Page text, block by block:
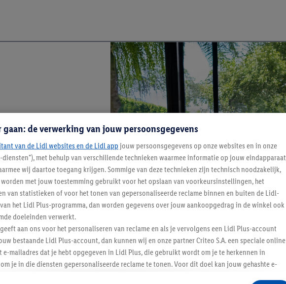
de verwerking van jouw persoonsgegevens
van de Lidl websites en de Lidl app jouw persoonsgegevens op onze websites en in onze
met behulp van verschillende technieken waarmee informatie op jouw eindapparaat
wij daartoe toegang krijgen. Sommige van deze technieken zijn technisch noodzakelijk,
met jouw toestemming gebruikt voor het opslaan van voorkeursinstellingen, het
van statistieken of voor het tonen van gepersonaliseerde reclame binnen en buiten de Lidl-
het Lidl Plus-programma, dan worden gegevens over jouw aankoopgedrag in de winkel ook
doeleinden verwerkt.
aan ons voor het personaliseren van reclame en als je vervolgens een Lidl Plus-account
bestaande Lidl Plus-account, dan kunnen wij en onze partner Criteo S.A. een speciale online
mailadres dat je hebt opgegeven in Lidl Plus, die gebruikt wordt om je te herkennen in
je in die diensten gepersonaliseerde reclame te tonen. Voor dit doel kan jouw gehashte e-